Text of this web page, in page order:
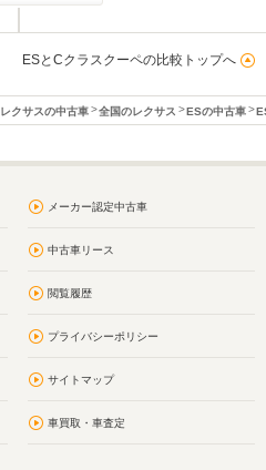
ESとCクラスクーペの比較トップへ
レクサスの中古車 全国のレクサス ESの中古車
メーカー認定中古車
中古車リース
閲覧履歴
プライバシーポリシー
サイトマップ
車買取・車査定